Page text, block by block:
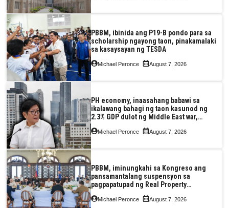
PBBM, ibinida ang P19-B pondo para sa
scholarship ngayong taon, pinakamalaki
sa kasaysayan ng TESDA
Michael Peronce August 7, 2026
PH economy, inaasahang babawi sa
ikalawang bahagi ng taon kasunod ng
2.3% GDP dulot ng Middle East war,
pagkaantala ng public construction
Michael Peronce August 7, 2026
PBBM, iminungkahi sa Kongreso ang
pansamantalang suspensyon sa
pagpapatupad ng Real Property
Valuation and Assessment Reform Act
Michael Peronce August 7, 2026